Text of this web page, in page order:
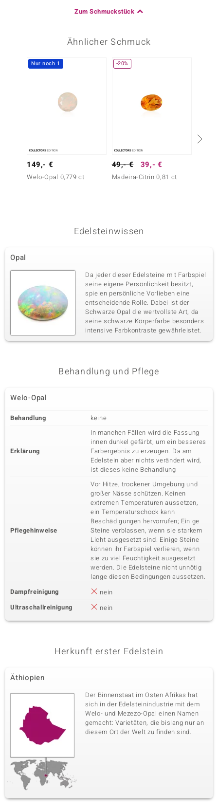
Zum Schmuckstück
Ähnlicher Schmuck
Nur noch 1
149,- €
Welo-Opal 0,779 ct
-20%
49,- € 39,- €
Madeira-Citrin 0,81 ct
Edelsteinwissen
Opal
Da jeder dieser Edelsteine mit Farbspiel
seine eigene Persönlichkeit besitzt,
spielen persönliche Vorlieben eine
entscheidende Rolle. Dabei ist der
Schwarze Opal die wertvollste Art, da
seine schwarze Körperfarbe besonders
intensive Farbkontraste gewährleistet.
Behandlung und Pflege
Welo-Opal
Behandlung keine
Erklärung
In manchen Fällen wird die Fassung
innen dunkel gefärbt, um ein besseres
Farbergebnis zu erzeugen. Da am
Edelstein aber nichts verändert wird,
ist dieses keine Behandlung
Pflegehinweise
Vor Hitze, trockener Umgebung und
großer Nässe schützen. Keinen
extremen Temperaturen aussetzen,
ein Temperaturschock kann
Beschädigungen hervorrufen; Einige
Steine verblassen, wenn sie starkem
Licht ausgesetzt sind. Einige Steine
können ihr Farbspiel verlieren, wenn
sie zu viel Feuchtigkeit ausgesetzt
werden. Die Edelsteine nicht unnötig
lange diesen Bedingungen aussetzen.
Dampfreinigung
nein
Ultraschallreinigung
nein
Herkunft erster Edelstein
Äthiopien
Der Binnenstaat im Osten Afrikas hat
sich in der Edelsteinindustrie mit dem
Welo- und Mezezo-Opal einen Namen
gemacht: Varietäten, die bislang nur an
diesem Ort der Welt zu finden sind.